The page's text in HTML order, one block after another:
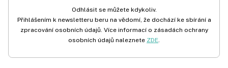
Odhlásit se můžete kdykoliv.
Přihlášením k newsletteru beru na vědomí, že dochází ke sbírání a
zpracování osobních údajů. Více informací o zásadách ochrany
osobních údajů naleznete ZDE.